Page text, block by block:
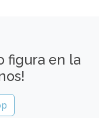
figura en la